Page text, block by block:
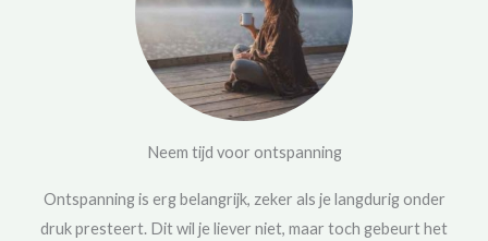
Neem tijd voor ontspanning
Ontspanning is erg belangrijk, zeker als je langdurig onder
druk presteert. Dit wil je liever niet, maar toch gebeurt het